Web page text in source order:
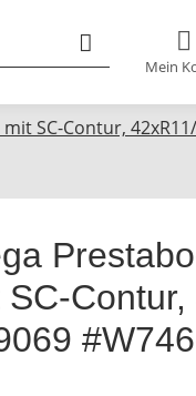
Mein
SC-Contur,
SC-